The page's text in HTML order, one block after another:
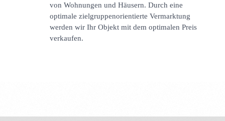
von Wohnungen und Häusern. Durch eine
optimale zielgruppenorientierte Vermarktung
werden wir Ihr Objekt mit dem optimalen Preis
verkaufen.